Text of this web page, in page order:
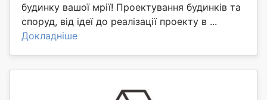
будинку вашої мрії! Проектування будинків та
споруд, від ідеї до реалізації проекту в ...
Докладніше